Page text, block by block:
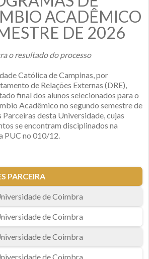
ACADÊMICO
DE 2026
o resultado do processo
Católica de Campinas, por
de Relações Externas (DRE),
final dos alunos selecionados para o
Acadêmico no segundo semestre de
desta Universidade, cujas
se encontram disciplinados na
PUC no 010/12.
PARCEIRA
de Coimbra
de Coimbra
de Coimbra
de Coimbra